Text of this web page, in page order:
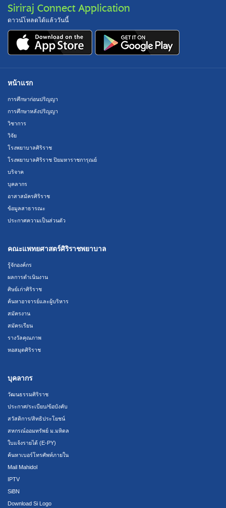
Siriraj Connect Application
ดาวน์โหลดได้แล้ววันนี้
หน้าแรก
การศึกษาก่อนปริญญา
การศึกษาหลังปริญญา
วิชาการ
วิจัย
โรงพยาบาลศิริราช
โรงพยาบาลศิริราช ปิยมหาราชการุณย์
บริจาค
บุคลากร
อาสาสมัครศิริราช
ข้อมูลสาธารณะ
ประกาศความเป็นส่วนตัว
คณะแพทยศาสตร์ศิริราชพยาบาล
รู้จักองค์กร
ผลการดำเนินงาน
ศิษย์เก่าศิริราช
ค้นหาอาจารย์และผู้บริหาร
สมัครงาน
สมัครเรียน
รางวัลคุณภาพ
หอสมุดศิริราช
บุคลากร
วัฒนธรรมศิริราช
ประกาศ/ระเบียบ/ข้อบังคับ
สวัสดิการ/สิทธิประโยชน์
สหกรณ์ออมทรัพย์ ม.มหิดล
ใบแจ้งรายได้ (E-PY)
ค้นหาเบอร์โทรศัพท์ภายใน
Mail Mahidol
IPTV
SiBN
Download Si Logo